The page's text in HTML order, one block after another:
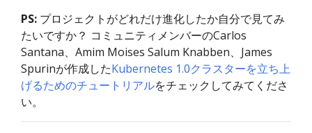
PS: プロジェクトがどれだけ進化したか自分で見てみ
たいですか？ コミュニティメンバーのCarlos
Santana、Amim Moises Salum Knabben、James
Spurinが作成したKubernetes 1.0クラスターを立ち上
げるためのチュートリアルをチェックしてみてくださ
い。